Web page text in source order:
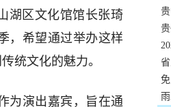
湖区文化馆馆长张琦
，希望通过举办这样
统文化的魅力。
为演出嘉宾，旨在通